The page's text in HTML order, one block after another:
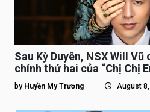
Sau Kỳ Duyên, NSX Will
chính thứ hai của “Chị Chị
by Huyền My Trương August